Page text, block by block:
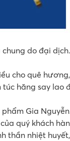
do đại
cho quê
túc hăng say
Gia
quý khách
thần nhiệt